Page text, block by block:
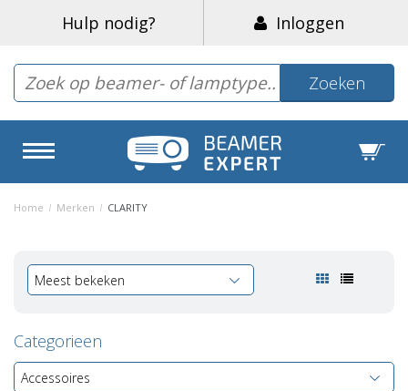
Hulp nodig? Inloggen
Zoeken
Home / Merken / CLARITY
Meest bekeken
Categorieen
Accessoires